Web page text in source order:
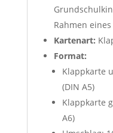
Rahmen
Kartenart:
Format:
Klappkarte
(DIN A5)
Klappkarte
A6)